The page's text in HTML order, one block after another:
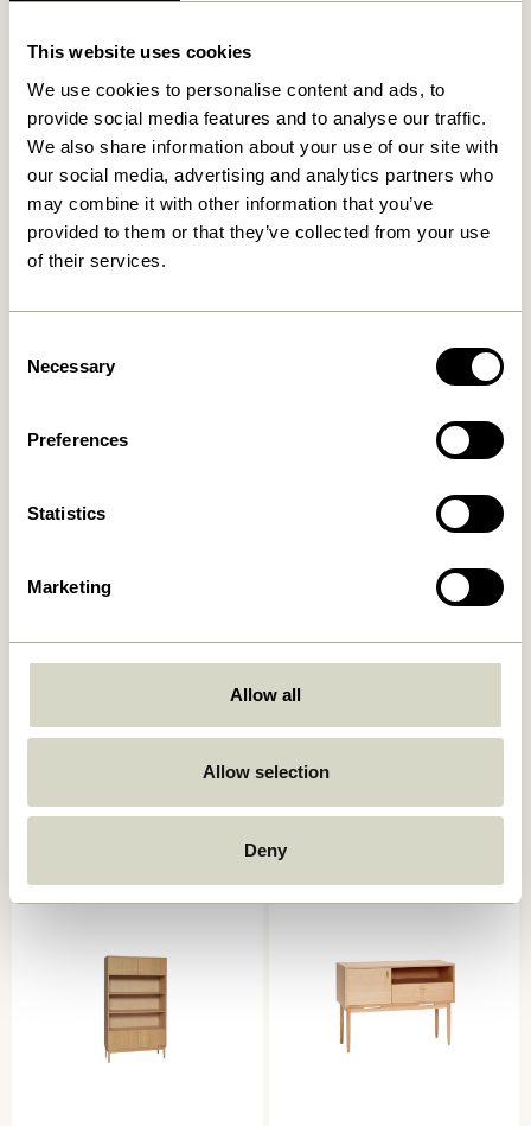
This website uses cookies
We use cookies to personalise content and ads, to
provide social media features and to analyse our traffic.
We also share information about your use of our site with
our social media, advertising and analytics partners who
may combine it with other information that you’ve
provided to them or that they’ve collected from your use
of their services.
Selection
Necessary
Preferences
Statistics
Marketing
Allow all
Allow selection
Deny
Fri fragt over499 DKK*
Relaterede varer
Nobby Skænk Natur Nobby Konsolbord Natur
6.599,00kr. 4.449,00kr.